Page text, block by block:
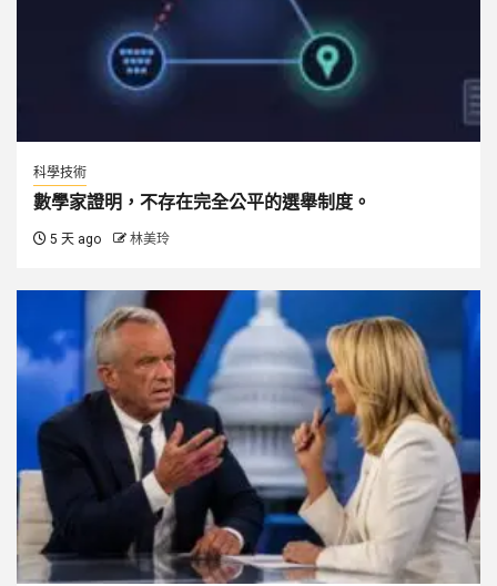
科學技術
數學家證明，不存在完全公平的選舉制度。
5 天 ago 林美玲